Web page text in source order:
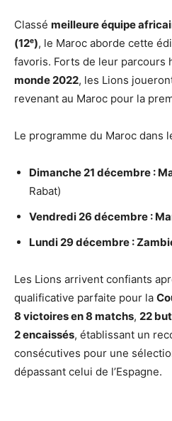
Classé meilleure équipe
(12ᵉ), le Maroc aborde cette
favoris. Forts de leur parcours
monde 2022, les Lions
revenant au Maroc pour la
Le programme du Maroc dans
Dimanche 21 décembre :
Rabat)
Vendredi 26 décembre :
Lundi 29 décembre :
Les Lions arrivent confiants
qualificative parfaite pour la
8 victoires en 8 matchs, 22
2 encaissés, établissant un
consécutives pour une
dépassant celui de l’Espagne.